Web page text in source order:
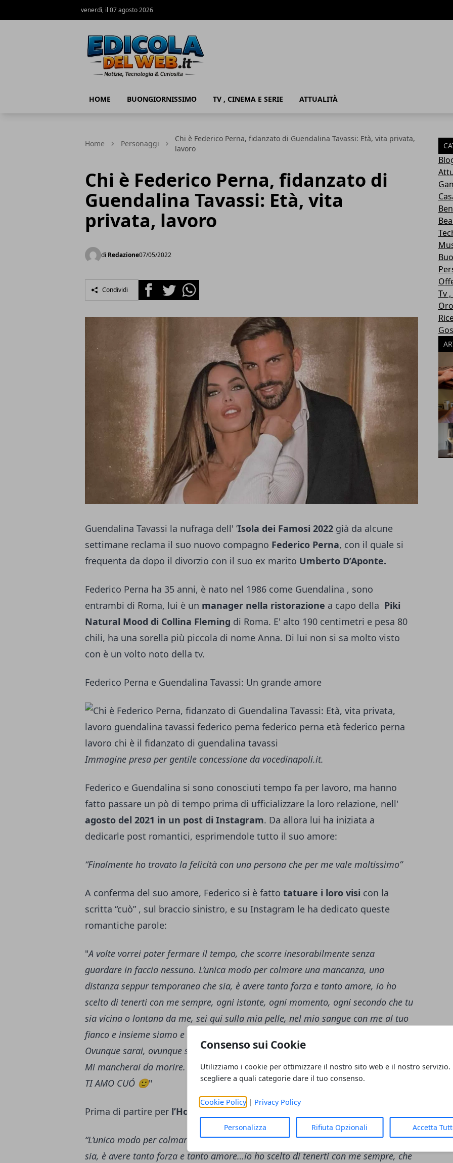
Consenso sui Cookie
Utilizziamo i cookie per ottimizzare il nostro sito web e il nostro servizio.
scegliere a quali categorie dare il tuo consenso.
Cookie Policy| Privacy Policy
Personalizza Rifiuta Opzionali Accetta
venerdì, il 07 agosto 2026
HOME BUONGIORNISSIMO TV , CINEMA E SERIE ATTUALITÀ
Home Personaggi
Chi è Federico Perna, fidanzato di Guendalina Tavassi: Età, vita privata,
lavoro
Chi è Federico Perna, fidanzato di
Guendalina Tavassi: Età, vita
privata, lavoro
di Redazione07/05/2022
Condividi FacebookTwitterWhatsapp
Guendalina Tavassi la nufraga dell' ’Isola dei Famosi 2022 già da alcune
settimane reclama il suo nuovo compagno Federico Perna, con il quale si
frequenta da dopo il divorzio con il suo ex marito Umberto D’Aponte.
Federico Perna ha 35 anni, è nato nel 1986 come Guendalina , sono
entrambi di Roma, lui è un manager nella ristorazione a capo della Piki
Natural Mood di Collina Fleming di Roma. E' alto 190 centimetri e pesa 80
chili, ha una sorella più piccola di nome Anna. Di lui non si sa molto visto
con è un volto noto della tv.
Federico Perna e Guendalina Tavassi: Un grande amore
Immagine presa per gentile concessione da vocedinapoli.it.
Federico e Guendalina si sono conosciuti tempo fa per lavoro, ma hanno
fatto passare un pò di tempo prima di ufficializzare la loro relazione, nell'
agosto del 2021 in un post di Instagram. Da allora lui ha iniziata a
dedicarle post romantici, esprimendole tutto il suo amore:
“Finalmente ho trovato la felicità con una persona che per me vale moltissimo”
A conferma del suo amore, Federico si è fatto tatuare i loro visi con la
scritta “cuò” , sul braccio sinistro, e su Instagram le ha dedicato queste
romantiche parole:
"A volte vorrei poter fermare il tempo, che scorre inesorabilmente senza
guardare in faccia nessuno. L’unica modo per colmare una mancanza, una
distanza seppur temporanea che sia, è avere tanta forza e tanto amore, io ho
scelto di tenerti con me sempre, ogni istante, ogni momento, ogni secondo che tu
sia vicina o lontana da me, sei qui sulla mia pelle, nel mio sangue con me al tuo
fianco e insieme siamo e saremo invincibili.
Ovunque sarai, ovunque sarò.
Mi mancherai da morire.
TI AMO CUÓ 🙂"
Prima di partire per l’HondurasGuendalina, parla della distanza:
“L’unico modo per colmare una mancanza, una distanza seppur temporanea che
sia, è avere tanta forza e tanto amore…io ho scelto di tenerti con me sempre, che
Tv